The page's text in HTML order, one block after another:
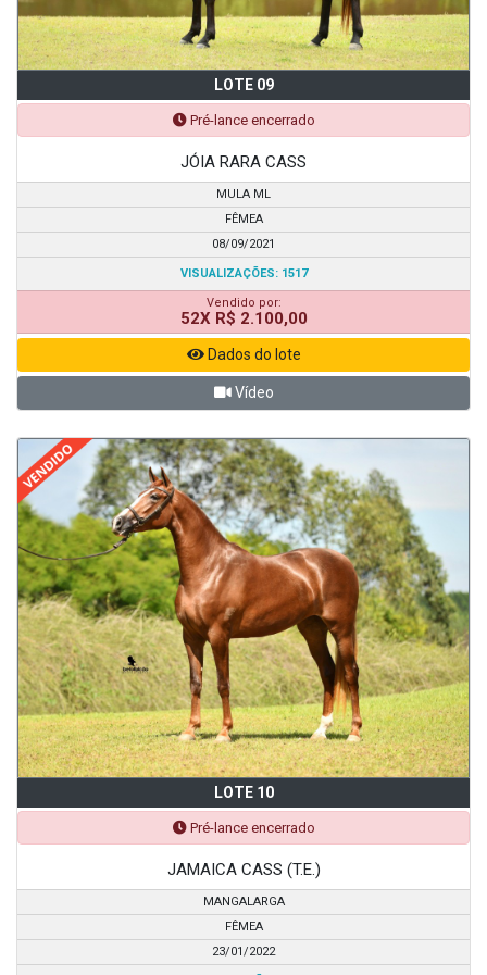
LOTE 09
Pré-lance encerrado
JÓIA RARA CASS
MULA ML
FÊMEA
08/09/2021
VISUALIZAÇÕES: 1517
Vendido por:
52X R$ 2.100,00
Dados do lote
Vídeo
LOTE 10
Pré-lance encerrado
JAMAICA CASS (T.E.)
MANGALARGA
FÊMEA
23/01/2022